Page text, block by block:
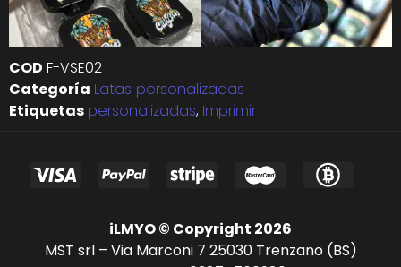
COD F-VSE02
Categoría Latas personalizadas
Etiquetas personalizadas, Imprimir
iLMYO © Copyright 2026
MST srl – Via Marconi 7 25030 Trenzano (BS)